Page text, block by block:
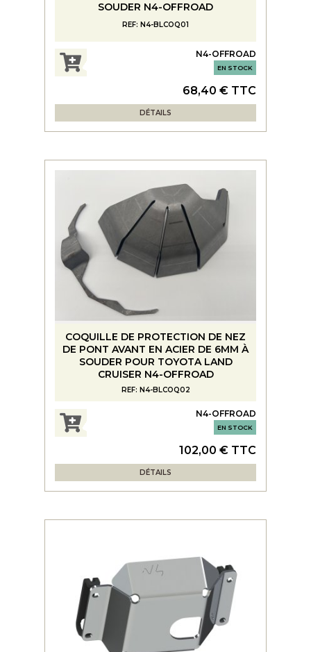
SOUDER N4-OFFROAD
REF: N4-BLCOQ01
N4-OFFROAD
EN STOCK
68,40 € TTC
DÉTAILS
COQUILLE DE PROTECTION DE NEZ
DE PONT AVANT EN ACIER DE 6MM À
SOUDER POUR TOYOTA LAND
CRUISER N4-OFFROAD
REF: N4-BLCOQ02
N4-OFFROAD
EN STOCK
102,00 € TTC
DÉTAILS